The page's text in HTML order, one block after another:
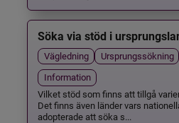
Söka via stöd i
Vägledning Ursprungssökning
Information
Vilket stöd som finns att tillgå
Det finns även länder vars
adopterade att söka s...